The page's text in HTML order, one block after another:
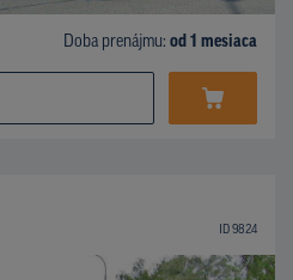
Doba prenájmu: od 1 mesiaca
ID 9824